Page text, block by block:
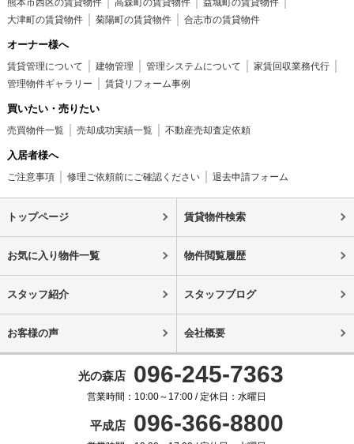
熊本市西区の賃貸物件
高森町の賃貸物件
益城町の賃貸物件
大津町の賃貸物件
菊陽町の賃貸物件 合志市の賃貸物件
オーナー様へ
賃貸管理について 建物管理 管理システムについて
家賃回収業務代行
管理物件ギャラリー
賃貸リフォーム事例
買いたい・売りたい
売買物件一覧 売却成功実績一覧 不動産売却査定依頼
入居者様へ
ご注意事項 修理ご依頼前にご確認ください 退去申請フォーム
トップページ 賃貸物件検索
お気に入り物件一覧 物件閲覧履歴
スタッフ紹介 スタッフブログ
お客様の声 会社概要
光の森店 096-245-7363
営業時間：10:00～17:00 / 定休日：水曜日
平成店 096-366-8800